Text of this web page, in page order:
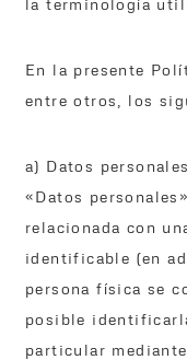
la terminología
En la presente
entre otros, los
a) Datos personales
«Datos
relacionada con
identificable (en
persona física se
posible
particular